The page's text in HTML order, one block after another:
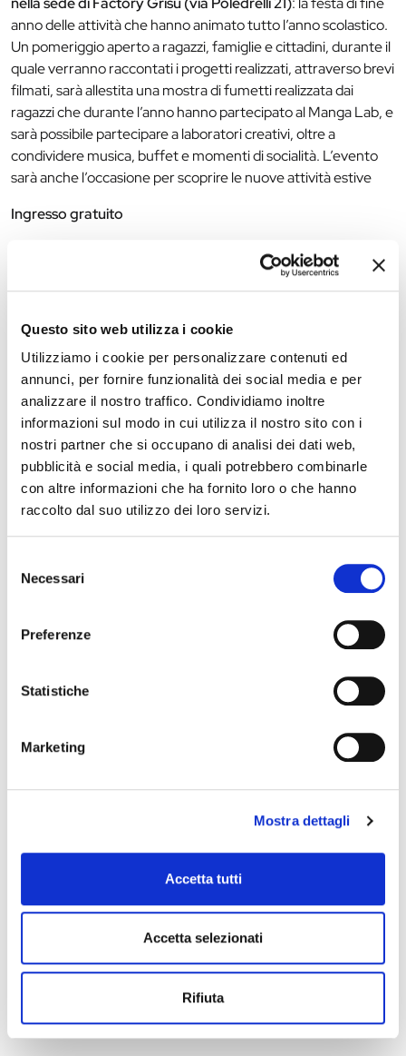
Questo sito web utilizza i cookie
Utilizziamo i cookie per personalizzare contenuti ed
annunci, per fornire funzionalità dei social media e per
analizzare il nostro traffico. Condividiamo inoltre
informazioni sul modo in cui utilizza il nostro sito con i
nostri partner che si occupano di analisi dei dati web,
pubblicità e social media, i quali potrebbero combinarle
con altre informazioni che ha fornito loro o che hanno
raccolto dal suo utilizzo dei loro servizi.
delNecessari
Preferenze
Statistiche
Marketing
Mostra dettagli
Accetta tutti
Accetta selezionati
Rifiuta
anno delle attività che hanno animato tutto l’anno scolastico.
Un pomeriggio aperto a ragazzi, famiglie e cittadini, durante il
quale verranno raccontati i progetti realizzati, attraverso brevi
filmati, sarà allestita una mostra di fumetti realizzata dai
ragazzi che durante l’anno hanno partecipato al Manga Lab, e
sarà possibile partecipare a laboratori creativi, oltre a
condividere musica, buffet e momenti di socialità. L’evento
sarà anche l’occasione per scoprire le nuove attività estive
Ingresso gratuito
The editorial team is not responsible for any inaccuracies or
cancellation, variation, modification of the information of an